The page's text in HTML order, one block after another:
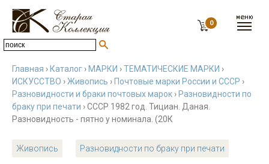
0
Главная › Каталог › МАРКИ ›ТЕМАТИЧЕСКИЕ МАРКИ ›
ИСКУССТВО ›Живопись › Почтовые марки России и СССР ›
Разновидности и браки почтовых марок › Разновидности по
браку при печати › СССР 1982 год. Тициан. Даная.
Разновидность - пятно у номинала. (20К
Живопись Разновидности по браку при печати